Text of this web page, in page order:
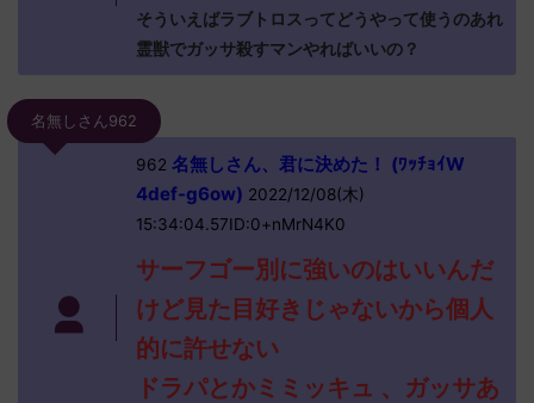
そういえばラブトロスってどうやって使うのあれ
霊獣でガッサ殺すマンやればいいの？
名無しさん962
962 名無しさん、君に決めた！ (ﾜｯﾁｮｲW
4def-g6ow) 2022/12/08(木)
15:34:04.57ID:0+nMrN4K0
サーフゴー別に強いのはいいんだ
けど見た目好きじゃないから個人
的に許せない
ドラパとかミミッキュ 、ガッサあ